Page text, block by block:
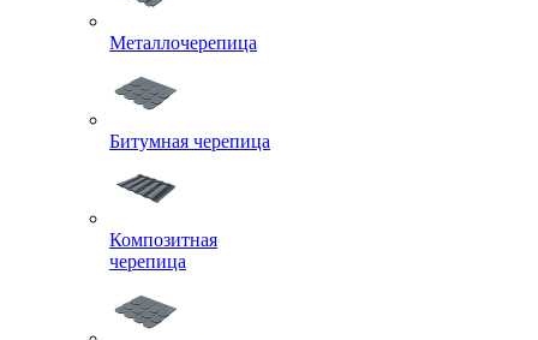
Металлочерепица
Битумная черепица
Композитная
черепица